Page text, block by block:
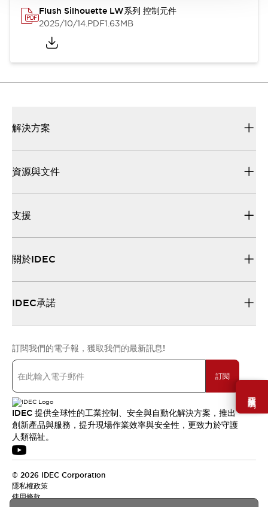
需要幫助嗎？
Flush Silhouette LW系列 控制元件
2025/10/14.PDF1.63MB
解決方案
資源與文件
支援
關於IDEC
IDEC承諾
訂閱我們的電子報，獲取我們的最新訊息!
訂閱
IDEC 提供全球性的工業控制、安全與自動化解決方案，推出
創新產品與服務，提升現場作業效率與安全性，更致力於守護
人類福祉。
© 2026 IDEC Corporation
隱私權政策
使用條款